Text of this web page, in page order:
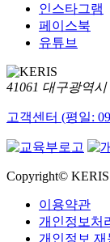
인스타그램
페이스북
유튜브
41061 대구광역
고객센터 (평일:
Copyright©
이용약관
개인정보처
개인정보 재